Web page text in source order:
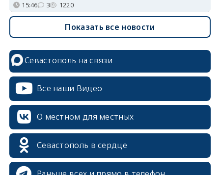
15:46 3 1220
Показать все новости
Севастополь на связи
Все наши Видео
О местном для местных
Севастополь в сердце